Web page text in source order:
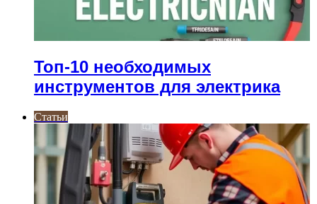
Топ-10 необходимых
инструментов для электрика
Статьи